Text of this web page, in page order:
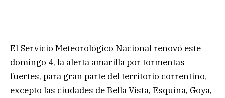
El Servicio Meteorológico Nacional renovó este
domingo 4, la alerta amarilla por tormentas
fuertes, para gran parte del territorio correntino,
excepto las ciudades de Bella Vista, Esquina, Goya,